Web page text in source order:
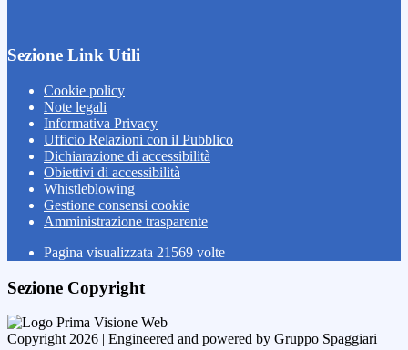
Sezione Link Utili
Cookie policy
Note legali
Informativa Privacy
Ufficio Relazioni con il Pubblico
Dichiarazione di accessibilità
Obiettivi di accessibilità
Whistleblowing
Gestione consensi cookie
Amministrazione trasparente
Pagina visualizzata 21569 volte
Sezione Copyright
Copyright 2026 | Engineered and powered by Gruppo Spaggiari